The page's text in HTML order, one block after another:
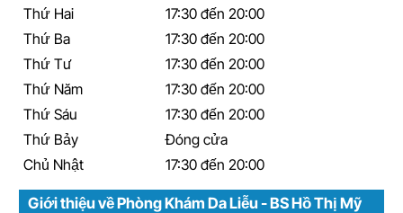
Thứ Hai
17:30 đến 20:00
Thứ Ba
17:30 đến 20:00
Thứ Tư
17:30 đến 20:00
Thứ Năm
17:30 đến 20:00
Thứ Sáu
17:30 đến 20:00
Thứ Bảy
Đóng cửa
Chủ Nhật
17:30 đến 20:00
Giới thiệu về Phòng Khám Da Liễu - BS Hồ Thị Mỹ